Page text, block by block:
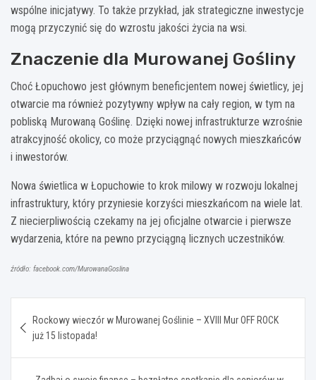
wspólne inicjatywy. To także przykład, jak strategiczne inwestycje
mogą przyczynić się do wzrostu jakości życia na wsi.
Znaczenie dla Murowanej Gośliny
Choć Łopuchowo jest głównym beneficjentem nowej świetlicy, jej
otwarcie ma również pozytywny wpływ na cały region, w tym na
pobliską Murowaną Goślinę. Dzięki nowej infrastrukturze wzrośnie
atrakcyjność okolicy, co może przyciągnąć nowych mieszkańców
i inwestorów.
Nowa świetlica w Łopuchowie to krok milowy w rozwoju lokalnej
infrastruktury, który przyniesie korzyści mieszkańcom na wiele lat.
Z niecierpliwością czekamy na jej oficjalne otwarcie i pierwsze
wydarzenia, które na pewno przyciągną licznych uczestników.
źródło: facebook.com/MurowanaGoslina
wpisu
Rockowy wieczór w Murowanej Goślinie – XVIII Mur OFF ROCK
już 15 listopada!